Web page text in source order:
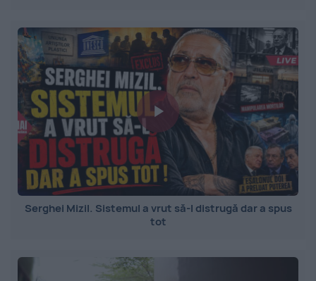
Serghei Mizil. Sistemul a vrut să-l distrugă dar a spus
tot